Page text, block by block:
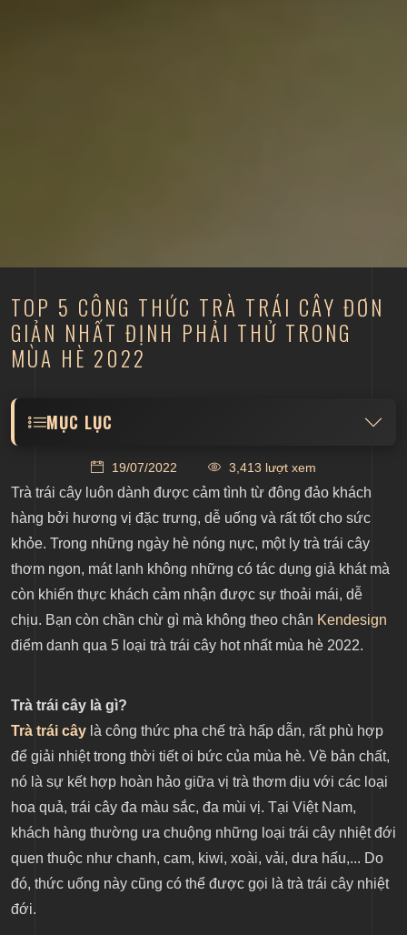
TOP 5 CÔNG THỨC TRÀ TRÁI CÂY ĐƠN
GIẢN NHẤT ĐỊNH PHẢI THỬ TRONG
MÙA HÈ 2022
MỤC LỤC
Giúp kiểm soát cơ thể và hỗ trợ giảm cân
Tăng cường sức khỏe làn da
Nạp đủ nước cho cơ thể
Top 5 loại trà trái cây được yêu thích nhất
Trà táo bạc hà
Trà việt quất
Trà cam quế
19/07/2022 3,413 lượt xem
Trà trái cây luôn dành được cảm tình từ đông đảo khách
hàng bởi hương vị đặc trưng, dễ uống và rất tốt cho sức
khỏe. Trong những ngày hè nóng nực, một ly trà trái cây
thơm ngon, mát lạnh không những có tác dụng giả khát mà
còn khiến thực khách cảm nhận được sự thoải mái, dễ
chịu. Bạn còn chần chừ gì mà không theo chân Kendesign
điểm danh qua 5 loại trà trái cây hot nhất mùa hè 2022.
Trà trái cây là gì?
Trà trái cây là công thức pha chế trà hấp dẫn, rất phù hợp
để giải nhiệt trong thời tiết oi bức của mùa hè. Về bản chất,
nó là sự kết hợp hoàn hảo giữa vị trà thơm dịu với các loại
hoa quả, trái cây đa màu sắc, đa mùi vị. Tại Việt Nam,
khách hàng thường ưa chuộng những loại trái cây nhiệt đới
quen thuộc như chanh, cam, kiwi, xoài, vải, dưa hấu,... Do
đó, thức uống này cũng có thể được gọi là trà trái cây nhiệt
đới.